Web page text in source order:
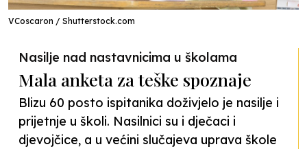
VCoscaron / Shutterstock.com
Nasilje nad nastavnicima u školama
Mala anketa za teške spoznaje
Blizu 60 posto ispitanika doživjelo je nasilje i
prijetnje u školi. Nasilnici su i dječaci i
djevojčice, a u većini slučajeva uprava škole